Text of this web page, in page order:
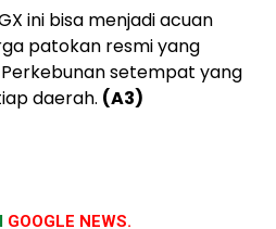
ini bisa menjadi acuan
patokan resmi yang
setempat yang
daerah. (A3)
GOOGLE NEWS.